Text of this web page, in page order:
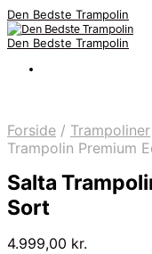
Den Bedste Trampolin
Den Bedste Trampolin
Forside / Trampoliner
Trampolin Premium
Salta
Sort
4.999,00 kr.